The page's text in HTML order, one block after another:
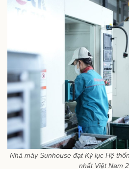
Nhà máy Sunhouse đạt Kỷ lục Hệ
nhất Việt Nam